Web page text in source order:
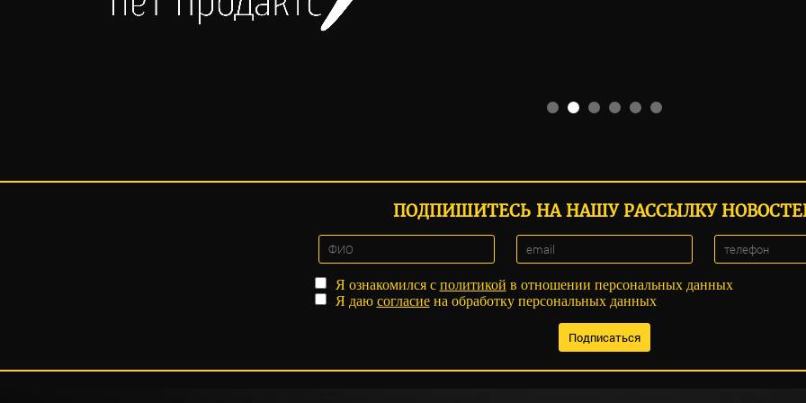
ПОДПИШИТЕСЬ НА НАШУ РАССЫЛКУ
Я ознакомился с политикой в отношении персональных данных
Я даю согласиена обработку персональных данных